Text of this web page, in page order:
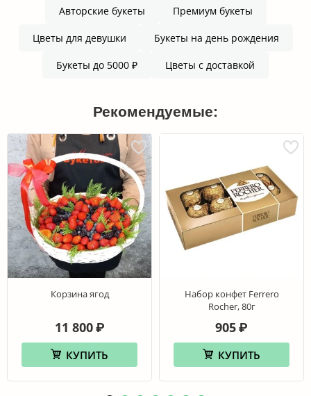
Авторские букеты Премиум букеты
Цветы для девушки Букеты на день рождения
Букеты до 5000 ₽ Цветы с доставкой
Рекомендуемые:
Корзина ягод
11 800 ₽
КУПИТЬ
Набор конфет Ferrero
Rocher, 80г
905₽
КУПИТЬ